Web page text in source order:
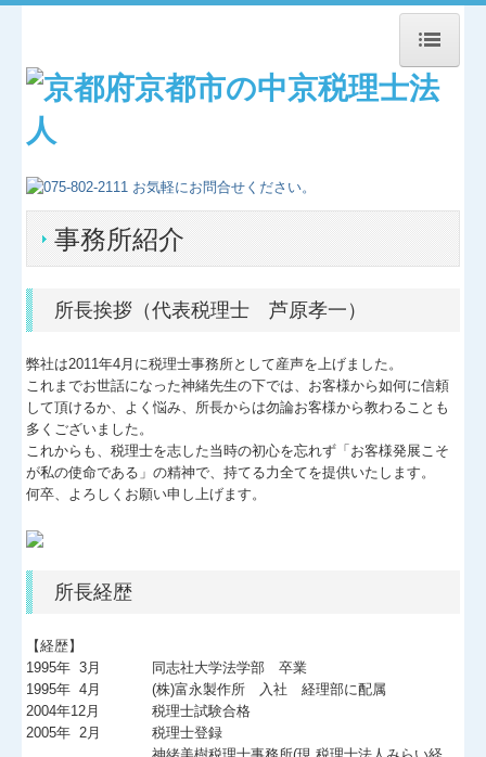
トップページ
事務所紹介
経営理念
交通案内
お問合せ
補助金・助成金・融資情報
関与先向け融資商品ご紹介
経営者オススメ情報
税務カレンダー
税務Q&A
事務所紹介
所長挨拶（代表税理士 芦原孝一）
弊社は2011年4月に税理士事務所として産声を上げました。
これまでお世話になった神緒先生の下では、お客様から如何に信頼
して頂けるか、よく悩み、所長からは勿論お客様から教わることも
多くございました。
これからも、税理士を志した当時の初心を忘れず「お客様発展こそ
が私の使命である」の精神で、持てる力全てを提供いたします。
何卒、よろしくお願い申し上げます。
所長経歴
【経歴】
1995年 3月
同志社大学法学部 卒業
1995年 4月
(株)富永製作所 入社 経理部に配属
2004年12月
税理士試験合格
2005年 2月
税理士登録